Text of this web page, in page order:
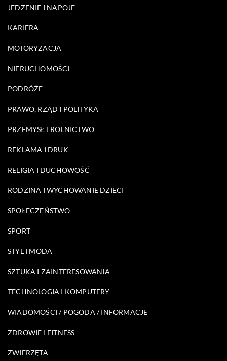
JEDZENIE I NAPOJE
KARIERA
MOTORYZACJA
NIERUCHOMOŚCI
PODRÓŻE
PRAWO, RZĄD I POLITYKA
PRZEMYSŁ I ROLNICTWO
REKLAMA I DRUK
RELIGIA I DUCHOWOŚĆ
RODZINA I WYCHOWANIE DZIECI
SPOŁECZEŃSTWO
SPORT
STYL I MODA
SZTUKA I ZAINTERESOWANIA
TECHNOLOGIA I KOMPUTERY
WIADOMOŚCI / POGODA / INFORMACJE
ZDROWIE I FITNESS
ZWIERZĘTA